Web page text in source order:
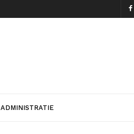
ADMINISTRATIE